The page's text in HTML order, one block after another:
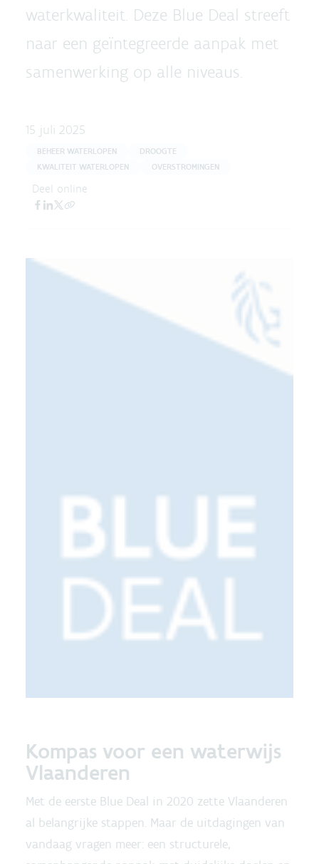
waterkwaliteit. Deze Blue Deal streeft
naar een geïntegreerde aanpak met
samenwerking op alle niveaus.
15 juli 2025
BEHEER WATERLOPEN
DROOGTE
KWALITEIT WATERLOPEN
OVERSTROMINGEN
Deel online
Kompas voor een waterwijs
Vlaanderen
Met de eerste Blue Deal in 2020 zette Vlaanderen
al belangrijke stappen. Maar de uitdagingen van
vandaag vragen meer: een structurele,